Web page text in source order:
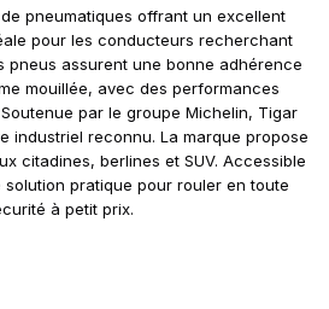
pneumatiques offrant un excellent
pour les conducteurs recherchant
pneus assurent une bonne adhérence
mouillée, avec des performances
par le groupe Michelin, Tigar
industriel reconnu. La marque propose
citadines, berlines et SUV. Accessible
pratique pour rouler en toute
à petit prix.